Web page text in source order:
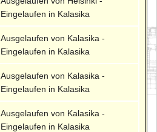
Eingelaufen in Kalasika
Ausgelaufen von Kalasika -
Eingelaufen in Kalasika
Ausgelaufen von Kalasika -
Eingelaufen in Kalasika
Ausgelaufen von Kalasika -
Eingelaufen in Kalasika